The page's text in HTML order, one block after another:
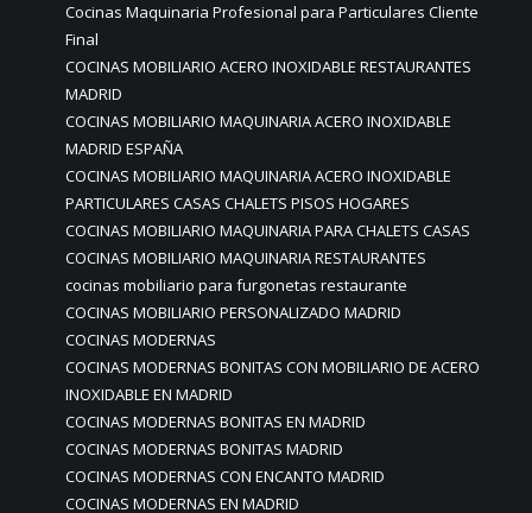
Cocinas Maquinaria Profesional para Particulares Cliente
Final
COCINAS MOBILIARIO ACERO INOXIDABLE RESTAURANTES
MADRID
COCINAS MOBILIARIO MAQUINARIA ACERO INOXIDABLE
MADRID ESPAÑA
COCINAS MOBILIARIO MAQUINARIA ACERO INOXIDABLE
PARTICULARES CASAS CHALETS PISOS HOGARES
COCINAS MOBILIARIO MAQUINARIA PARA CHALETS CASAS
COCINAS MOBILIARIO MAQUINARIA RESTAURANTES
cocinas mobiliario para furgonetas restaurante
COCINAS MOBILIARIO PERSONALIZADO MADRID
COCINAS MODERNAS
COCINAS MODERNAS BONITAS CON MOBILIARIO DE ACERO
INOXIDABLE EN MADRID
COCINAS MODERNAS BONITAS EN MADRID
COCINAS MODERNAS BONITAS MADRID
COCINAS MODERNAS CON ENCANTO MADRID
COCINAS MODERNAS EN MADRID